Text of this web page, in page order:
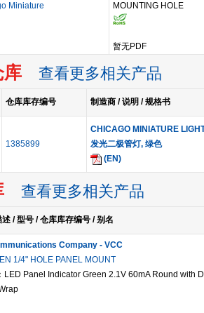
Miniature
MOUNTING HOLE
暂无PDF
库 查看更多相关产品
仓库库存编号 制造商 / 说明 / 规格书
1385899
CHICAGO MINIATURE
发光二极管灯, 绿色
(EN)
查看更多相关产品
/ 型号 / 仓库库存编号 / 别名
Company - VCC
1/4" HOLE PANEL MOUNT
LED Panel Indicator Green 2.1V 60mA Round with